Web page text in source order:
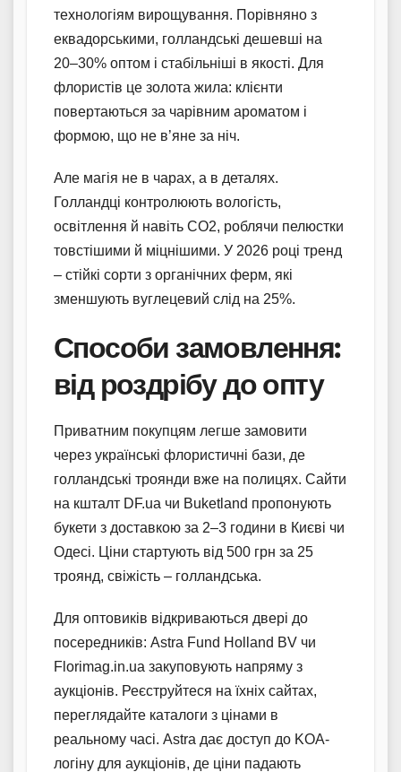
технологіям вирощування. Порівняно з
еквадорськими, голландські дешевші на
20–30% оптом і стабільніші в якості. Для
флористів це золота жила: клієнти
повертаються за чарівним ароматом і
формою, що не в’яне за ніч.
Але магія не в чарах, а в деталях.
Голландці контролюють вологість,
освітлення й навіть CO2, роблячи пелюстки
товстішими й міцнішими. У 2026 році тренд
– стійкі сорти з органічних ферм, які
зменшують вуглецевий слід на 25%.
Способи замовлення:
від роздрібу до опту
Приватним покупцям легше замовити
через українські флористичні бази, де
голландські троянди вже на полицях. Сайти
на кшталт DF.ua чи Buketland пропонують
букети з доставкою за 2–3 години в Києві чи
Одесі. Ціни стартують від 500 грн за 25
троянд, свіжість – голландська.
Для оптовиків відкриваються двері до
посередників: Astra Fund Holland BV чи
Florimag.in.ua закуповують напряму з
аукціонів. Реєструйтеся на їхніх сайтах,
переглядайте каталоги з цінами в
реальному часі. Astra дає доступ до KOA-
логіну для аукціонів, де ціни падають